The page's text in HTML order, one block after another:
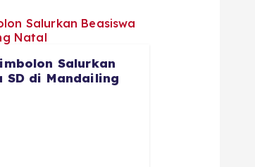
Salurkan
SD di Mandailing